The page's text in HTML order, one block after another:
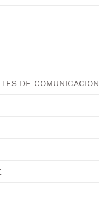
DE COMUNICACION